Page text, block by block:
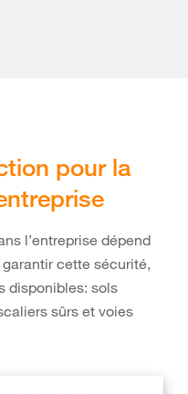
pour la
l’entreprise dépend
cette sécurité,
disponibles: sols
sûrs et voies